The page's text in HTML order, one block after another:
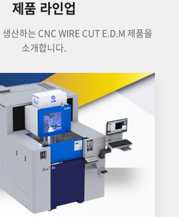
제품 라인업
산하는 CNC WIRE CUT E.D.M 제품을
소개합니다.